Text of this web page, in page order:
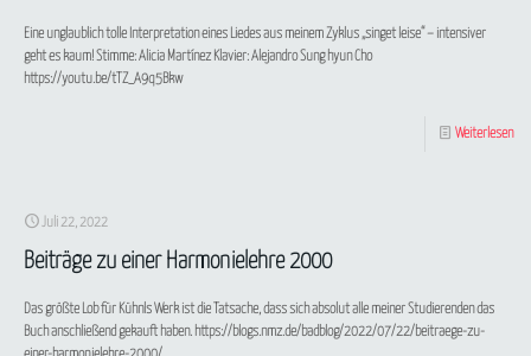
Eine unglaublich tolle Interpretation eines Liedes aus meinem Zyklus „singet leise“ – intensiver
geht es kaum! Stimme: Alicia Martínez Klavier: Alejandro Sung hyun Cho
https://youtu.be/tTZ_A9q5Bkw
Weiterlesen
Juli 22, 2022
Beiträge zu einer Harmonielehre 2000
Das größte Lob für Kühnls Werk ist die Tatsache, dass sich absolut alle meiner Studierenden das
Buch anschließend gekauft haben. https://blogs.nmz.de/badblog/2022/07/22/beitraege-zu-